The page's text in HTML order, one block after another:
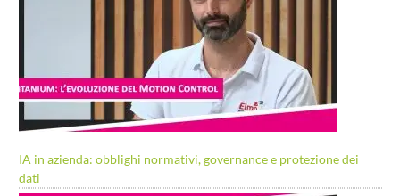
IA in azienda: obblighi normativi, governance e protezione dei
dati